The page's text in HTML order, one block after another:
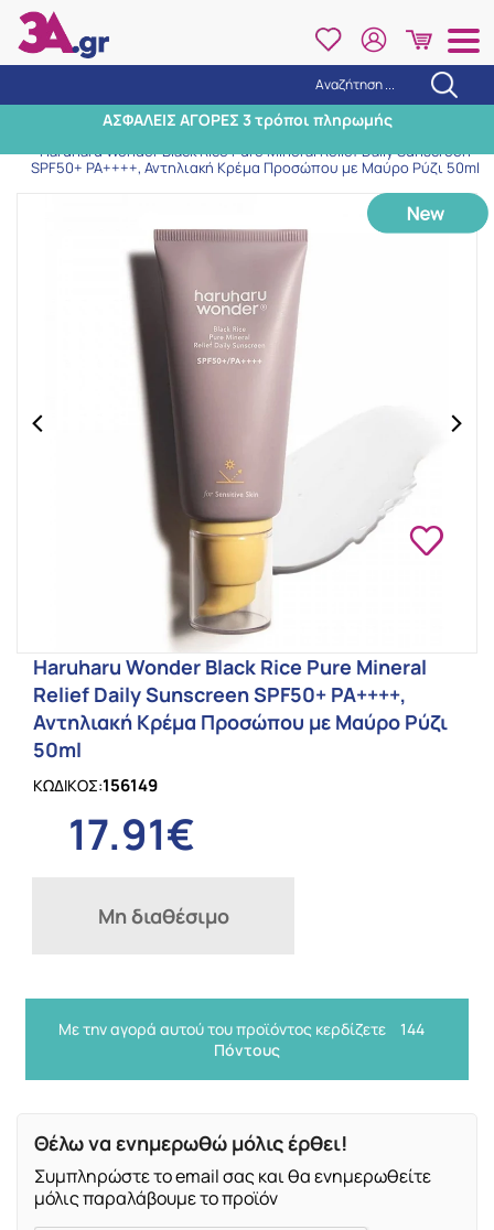
Αναζήτηση ...
ΑΣΦΑΛΕΙΣ ΑΓΟΡΕΣ 3 τρόποι πληρωμής
Αναζήτηση
haruharu wonder
/
Haruharu Wonder Black Rice Pure Mineral Relief Daily Sunscreen
SPF50+ PA++++, Αντηλιακή Κρέμα Προσώπου με Μαύρο Ρύζι 50ml
Haruharu Wonder Black Rice Pure Mineral
Relief Daily Sunscreen SPF50+ PA++++,
Αντηλιακή Κρέμα Προσώπου με Μαύρο Ρύζι
50ml
ΚΩΔΙΚΟΣ:156149
17.91€
Μη διαθέσιμο
Με την αγορά αυτού του προϊόντος κερδίζετε
144
Πόντους
Θέλω να ενημερωθώ μόλις έρθει!
Συμπληρώστε το email σας και θα ενημερωθείτε
μόλις παραλάβουμε το προϊόν